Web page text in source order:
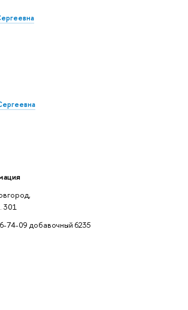
301
74-09 добавочный 6235